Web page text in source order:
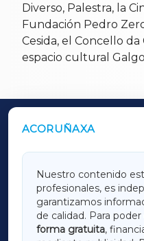
Diverso, Palestra, la
Fundación Pedro
Cesida, el Concello
espacio cultural
ACORUÑAXA
Nuestro contenido
profesionales, es
garantizamos
de calidad. Para
forma gratuita,
OUTROS